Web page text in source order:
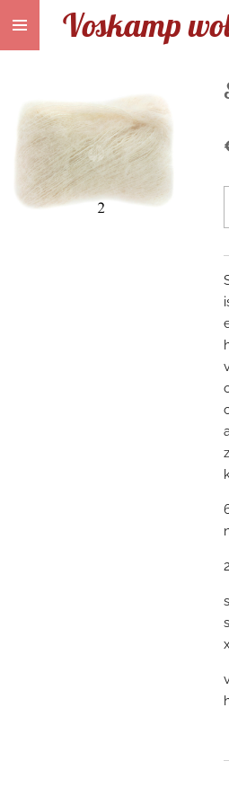
Ga
hoofdinhoud
Voskamp